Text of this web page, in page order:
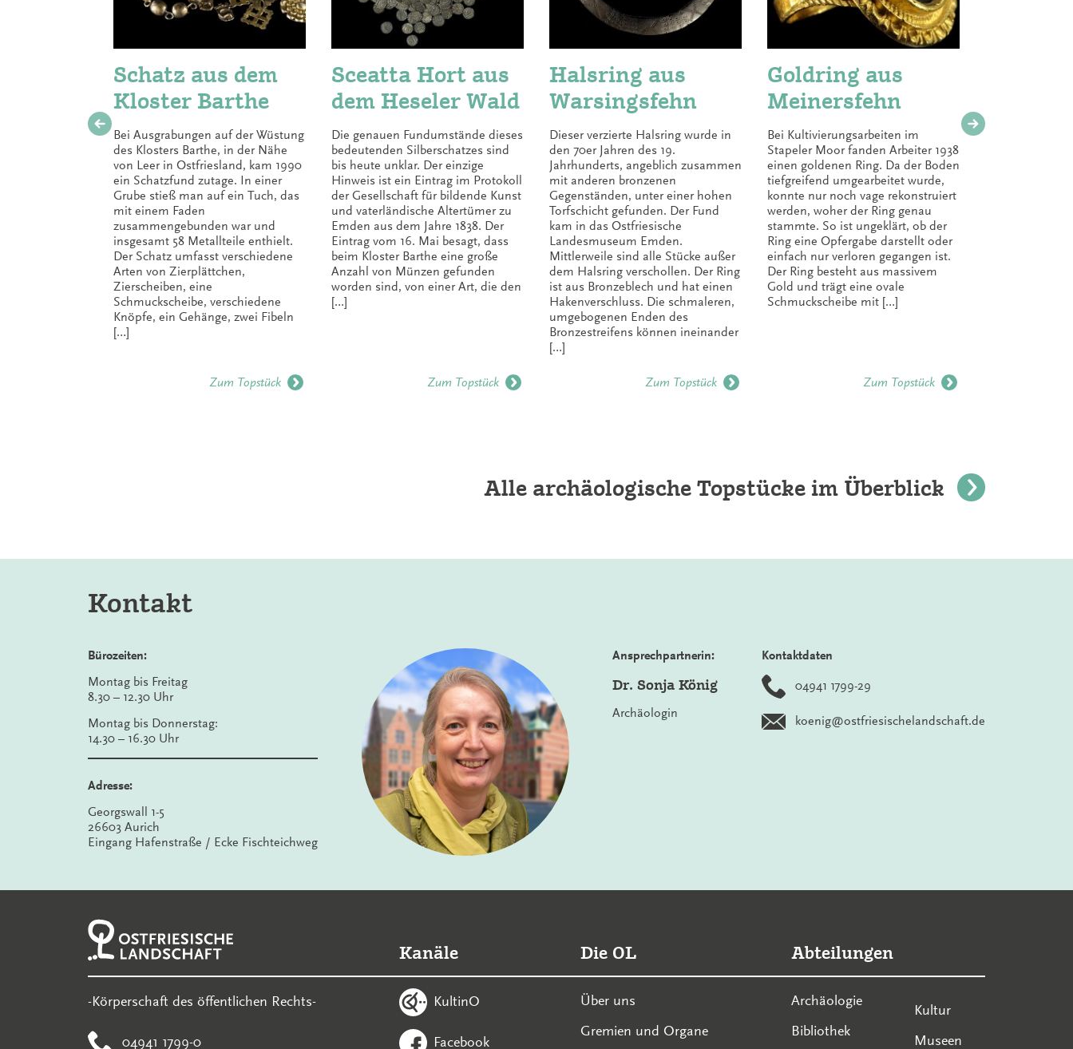
Schatz aus dem
Kloster Barthe
Bei Ausgrabungen auf der Wüstung
des Klosters Barthe, in der Nähe
von Leer in Ostfriesland, kam 1990
ein Schatzfund zutage. In einer
Grube stieß man auf ein Tuch, das
mit einem Faden
zusammengebunden war und
insgesamt 58 Metallteile enthielt.
Der Schatz umfasst verschiedene
Arten von Zierplättchen,
Zierscheiben, eine
Schmuckscheibe, verschiedene
Knöpfe, ein Gehänge, zwei Fibeln
[…]
Zum Topstück
Sceatta Hort aus
dem Heseler Wald
Die genauen Fundumstände dieses
bedeutenden Silberschatzes sind
bis heute unklar. Der einzige
Hinweis ist ein Eintrag im Protokoll
der Gesellschaft für bildende Kunst
und vaterländische Altertümer zu
Emden aus dem Jahre 1838. Der
Eintrag vom 16. Mai besagt, dass
beim Kloster Barthe eine große
Anzahl von Münzen gefunden
worden sind, von einer Art, die den
[…]
Zum Topstück
Halsring aus
Warsingsfehn
Dieser verzierte Halsring wurde in
den 70er Jahren des 19.
Jahrhunderts, angeblich zusammen
mit anderen bronzenen
Gegenständen, unter einer hohen
Torfschicht gefunden. Der Fund
kam in das Ostfriesische
Landesmuseum Emden.
Mittlerweile sind alle Stücke außer
dem Halsring verschollen. Der Ring
ist aus Bronzeblech und hat einen
Hakenverschluss. Die schmaleren,
umgebogenen Enden des
Bronzestreifens können ineinander
[…]
Zum Topstück
Goldring aus
Meinersfehn
Bei Kultivierungsarbeiten im
Stapeler Moor fanden Arbeiter 1938
einen goldenen Ring. Da der Boden
tiefgreifend umgearbeitet wurde,
konnte nur noch vage rekonstruiert
werden, woher der Ring genau
stammte. So ist ungeklärt, ob der
Ring eine Opfergabe darstellt oder
einfach nur verloren gegangen ist.
Der Ring besteht aus massivem
Gold und trägt eine ovale
Schmuckscheibe mit […]
Zum Topstück
Alle archäologische Topstücke im Überblick
Kontakt
Bürozeiten:
Montag bis Freitag
8.30 – 12.30 Uhr
Montag bis Donnerstag:
14.30 – 16.30 Uhr
Adresse:
Georgswall 1-5
26603 Aurich
Eingang Hafenstraße / Ecke Fischteichweg
Ansprechpartnerin:
Dr. Sonja König
Archäologin
Kontaktdaten
04941 1799-29
koenig@ostfriesischelandschaft.de
-Körperschaft des öffentlichen Rechts-
04941 1799-0
Kanäle
KultinO
Facebook
Die OL
Über uns
Gremien und Organe
Abteilungen
Archäologie
Bibliothek
Kultur
Museen